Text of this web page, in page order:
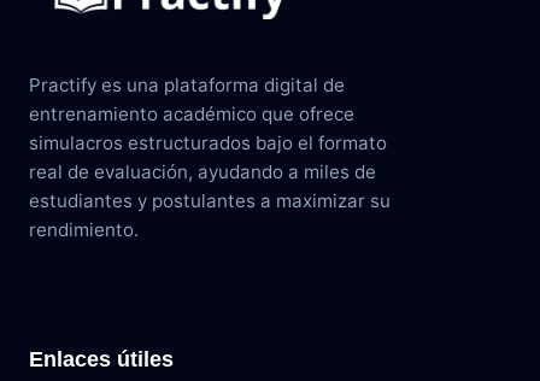
Practify es una plataforma digital de
entrenamiento académico que ofrece
simulacros estructurados bajo el formato
real de evaluación, ayudando a miles de
estudiantes y postulantes a maximizar su
rendimiento.
Enlaces útiles